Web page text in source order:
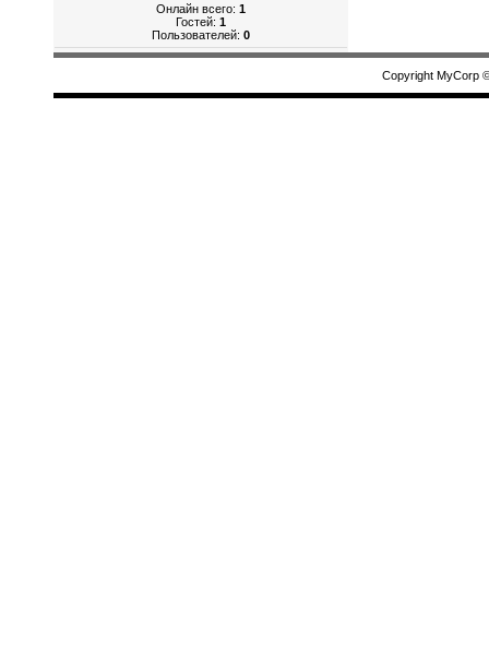
Онлайн всего: 1
Гостей: 1
Пользователей: 0
Copyright MyCorp